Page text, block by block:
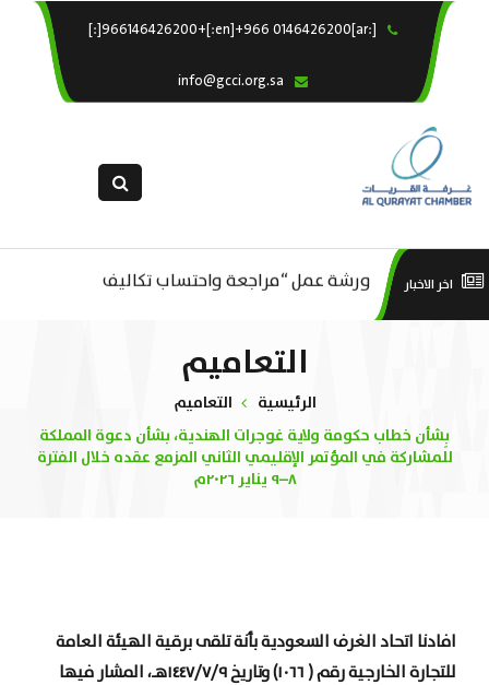
[:ar]966146426200+[:en]+966 0146426200[:] ×
خدماتنا
التقديم الالكترونى
اخر الاخبار
ورشة عمل “مراجعة واحتساب تكاليف
لقطاع الترفيه – الثقافة – السياحة”
التعاميم
الرئيسية
التعاميم
بِشأن خطاب حكومة ولاية غوجرات الهندية، بشأن دعوة المملكة
للمشاركة في المؤتمر الإقليمي الثاني المزمع عقده خلال الفترة
٨–٩ يناير ٢٠٢٦م
افادنا اتحاد الغرف السعودية بأنة تلقى برقية الهيئة العامة
للتجارة الخارجية رقم ( ١٠٦٦) وتاريخ ١٤٤٧/٧/٩هـ، المشار فيها